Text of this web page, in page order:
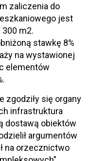
zaliczenia do
jest
m2.
stawkę 8%
na wystawionej
elementów
zgodziły się organy
infrastruktura
dostawą obiektów
argumentów
na orzecznictwo